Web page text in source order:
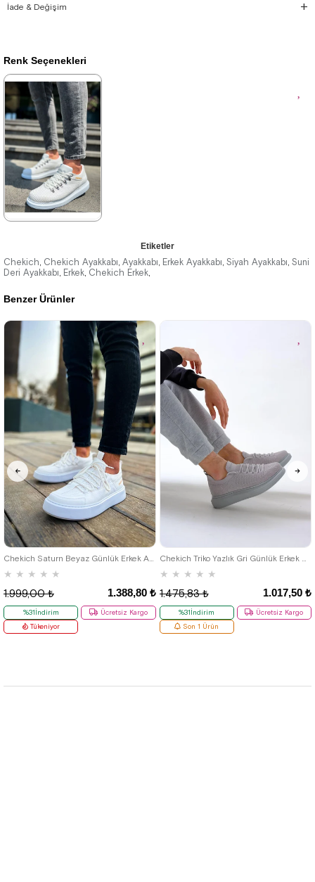
İade & Değişim
Renk Seçenekleri
3.960,00 ₺
%31İndirim
Benzer Ürünler
★ ★ ★ ★ ★
1.388,80 ₺
1.999,00 ₺
%31İndirim
Ücretsiz Kargo
Tükeniyor
40 42
★ ★ ★ ★ ★
1.017,50 ₺
1.475,83 ₺
%31İndirim
Ücretsiz Kargo
Son 1 Ürün
Etiketler
Chekich, Chekich Ayakkabı, Ayakkabı, Erkek Ayakkabı, Siyah Ayakkabı, Suni
Deri Ayakkabı, Erkek, Chekich Erkek,